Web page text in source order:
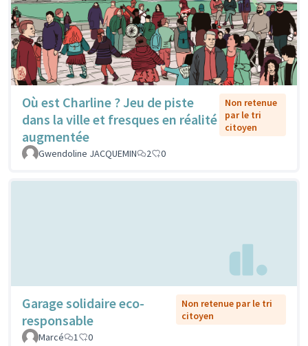
Où est Charline ? Jeu de piste
dans la ville et fresques en réalité
augmentée
Non retenue
par le tri
citoyen
Gwendoline JACQUEMIN 2 0
Garage solidaire eco-
responsable
Non retenue par le tri
citoyen
Marcé
1 0